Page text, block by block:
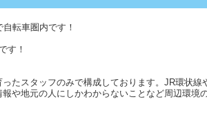
転車圏内です！
す！
たスタッフのみで構成しております。JR環状
や地元の人にしかわからないことなど周辺環境